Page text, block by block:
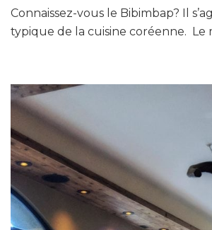
Connaissez-vous le Bibimbap? Il
typique de la cuisine coréenne. Le